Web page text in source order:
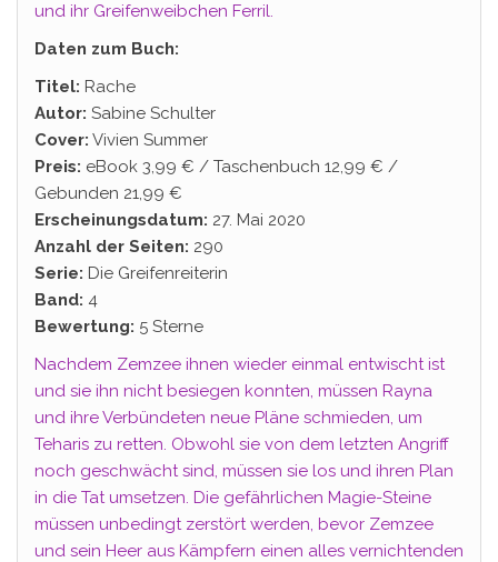
und ihr Greifenweibchen Ferril.
Daten zum Buch:
Titel: Rache
Autor: Sabine Schulter
Cover: Vivien Summer
Preis: eBook 3,99 € / Taschenbuch 12,99 € /
Gebunden 21,99 €
Erscheinungsdatum: 27. Mai 2020
Anzahl der Seiten: 290
Serie: Die Greifenreiterin
Band: 4
Bewertung: 5 Sterne
Nachdem Zemzee ihnen wieder einmal entwischt ist
und sie ihn nicht besiegen konnten, müssen Rayna
und ihre Verbündeten neue Pläne schmieden, um
Teharis zu retten. Obwohl sie von dem letzten Angriff
noch geschwächt sind, müssen sie los und ihren Plan
in die Tat umsetzen. Die gefährlichen Magie-Steine
müssen unbedingt zerstört werden, bevor Zemzee
und sein Heer aus Kämpfern einen alles vernichtenden